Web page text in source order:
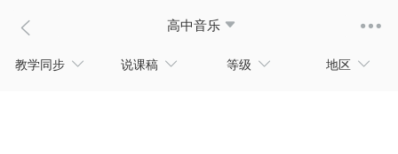
高中音乐
教学同步 说课稿 等级 地区